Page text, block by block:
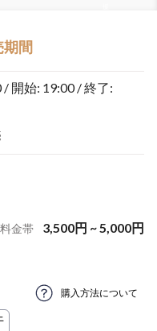
間
/ 開始: 19:00 / 終了:
料金帯 3,500円 ~5,000円
購入方法について